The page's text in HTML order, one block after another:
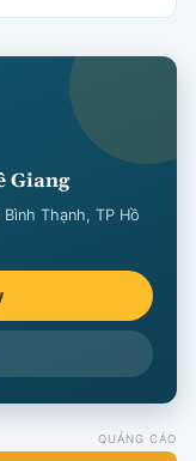
Giang
Thạnh, TP Hồ
QUẢNG CÁO